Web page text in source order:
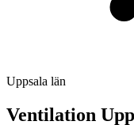
Uppsala län
Ventilation